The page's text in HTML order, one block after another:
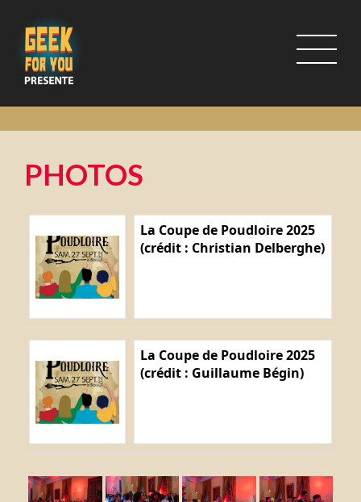
PHOTOS
La Coupe de Poudloire 2025
(crédit : Christian Delberghe)
La Coupe de Poudloire 2025
(crédit : Guillaume Bégin)